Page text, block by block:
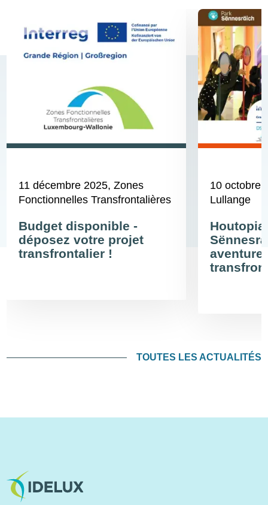
11 décembre 2025, Zones
Fonctionnelles Transfrontalières
Budget disponible -
déposez votre projet
transfrontalier !
10 octobre
Lullange
aventure
TOUTES LES ACTUALITÉS
Image